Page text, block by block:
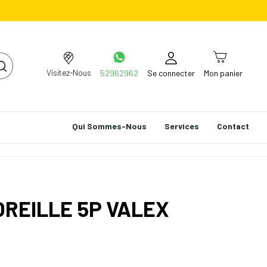
Visitez-Nous 52962962 Se connecter Mon panier
Qui Sommes-Nous Services Contact
5P VALEX